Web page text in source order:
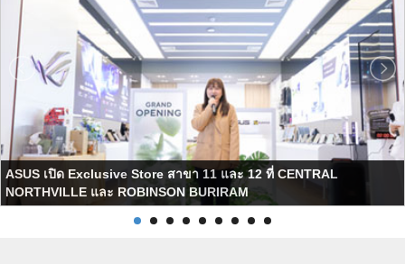
ASUS เปิด Exclusive Store สาขา 11 และ 12 ที่ CENTRAL
NORTHVILLE และ ROBINSON BURIRAM